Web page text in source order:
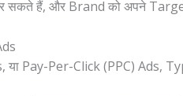
सकते हैं, और Brand को अपने
या Pay-Per-Click (PPC) Ads,